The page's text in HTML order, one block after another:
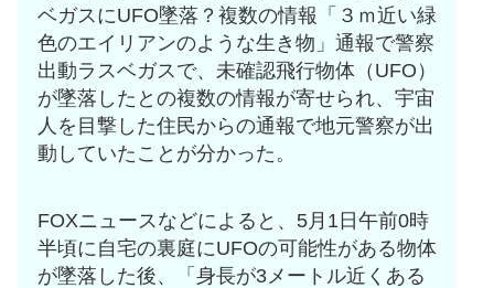
ベガスにUFO墜落？複数の情報「３ｍ近い緑
色のエイリアンのような生き物」通報で警察
出動ラスベガスで、未確認飛行物体（UFO）
が墜落したとの複数の情報が寄せられ、宇宙
人を目撃した住民からの通報で地元警察が出
動していたことが分かった。
FOXニュースなどによると、5月1日午前0時
半頃に自宅の裏庭にUFOの可能性がある物体
が墜落した後、「身長が3メートル近くある